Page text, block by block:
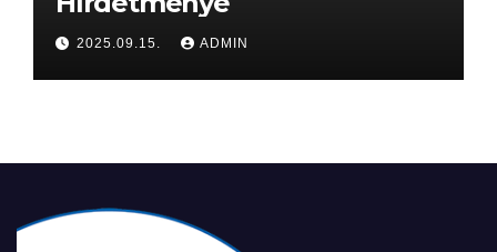
2025.09.15. ADMIN